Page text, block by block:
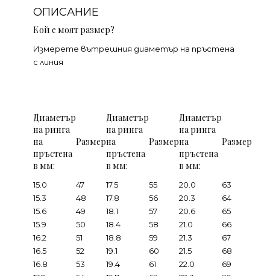
ОПИСАНИЕ
Кой е моят размер?
Измерете вътрешния диаметър на пръстена
с линия
Диаметър
на ринга
на
пръстена
в мм:
Размер
Диаметър
на ринга
на
пръстена
в мм:
Размер
Диаметър
на ринга
на
пръстена
в мм:
Размер
15.0 47 17.5 55 20.0
63
15.3
48 17.8 56 20.3
64
15.6
49 18.1 57 20.6
65
15.9
50 18.4 58 21.0
66
16.2
51 18.8 59 21.3
67
16.5
52 19.1 60 21.5
68
16.8
53 19.4 61 22.0
69